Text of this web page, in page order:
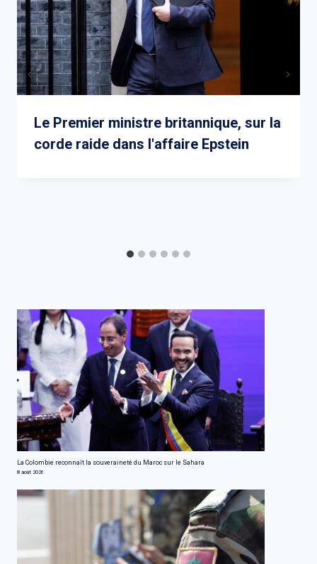
Le Premier ministre britannique, sur la
corde raide dans l'affaire Epstein
La Colombie reconnaît la souveraineté du Maroc sur le Sahara
8 août 2026